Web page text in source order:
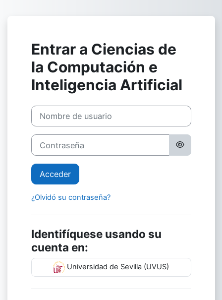
Entrar a Ciencias de
la Computación e
Inteligencia Artificial
Nombre de usuario
Contraseña
Acceder
¿Olvidó su contraseña?
Identifíquese usando su
cuenta en:
Universidad de Sevilla (UVUS)